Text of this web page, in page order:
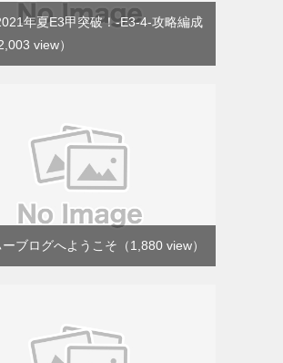
年夏E3甲突破！-E3-4-攻略編成
2,003 view）
ーブログへようこそ （1,880 view）